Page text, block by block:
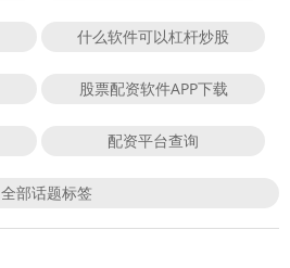
什么软件可以杠杆炒股
股票配资软件APP下载
配资平台查询
全部话题标签